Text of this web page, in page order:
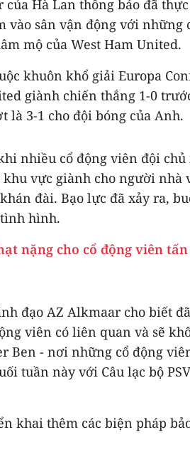
của Hà Lan thông báo đã
vào sân vận động với những
mộ của West Ham United.
khuôn khổ giải Europa
giành chiến thắng 1-0
là 3-1 cho đội bóng của Anh.
nhiều cổ động viên đội
vực giành cho người nhà
đài. Bạo lực đã xảy ra,
hình.
nặng cho cổ động viên
đạo AZ Alkmaar cho biết
viên có liên quan và sẽ
Ben - nơi những cổ động
tuần này với Câu lạc bộ PSV
khai thêm các biện pháp